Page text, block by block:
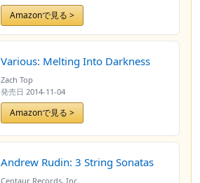
Amazonで見る >
Various: Melting Into Darkness
Zach Top
発売日 2014-11-04
Amazonで見る >
Andrew Rudin: 3 String Sonatas
Centaur Records, Inc.